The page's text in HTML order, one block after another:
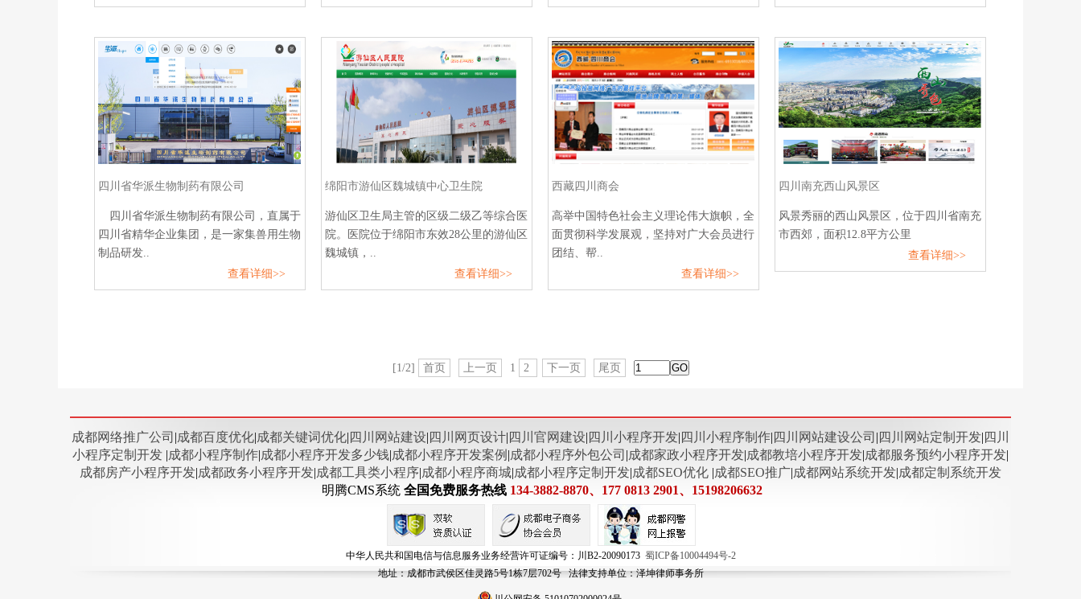
四川省华派生物制药有限公司
四川省华派生物制药有限公司，直属于
四川省精华企业集团，是一家集兽用生物
制品研发..
查看详细>>
绵阳市游仙区魏城镇中心卫生院
游仙区卫生局主管的区级二级乙等综合医
院。医院位于绵阳市东效28公里的游仙区
魏城镇，..
查看详细>>
西藏四川商会
高举中国特色社会主义理论伟大旗帜，全
面贯彻科学发展观，坚持对广大会员进行
团结、帮..
查看详细>>
四川南充西山风景区
风景秀丽的西山风景区，位于四川省南充
市西郊，面积12.8平方公里
查看详细>>
[1/2] 首页 上一页 1 2 下一页 尾页
成都网络推广公司 |成都百度优化|成都关键词优化| 四川网站建设| 四川网页设计| 四川官网建设| 四川小程序开发| 四川小程序制作| 四川网站建设公司 | 四川网站定制开发| 四川
小程序定制开发 |成都小程序制作|成都小程序开发多少钱|成都小程序开发案例 |成都小程序外包公司 |成都家政小程序开发|成都教培小程序开发|成都服务预约小程序开发|
成都房产小程序开发|成都政务小程序开发|成都工具类小程序|成都小程序商城|成都小程序定制开发|成都SEO优化 |成都SEO推广|成都网站系统开发|成都定制系统开发
明腾CMS系统 全国免费服务热线 134-3882-8870、177 0813 2901、15198206632
中华人民共和国电信与信息服务业务经营许可证编号：川B2-20090173 蜀ICP备10004494号-2
地址：成都市武侯区佳灵路5号1栋7层702号 法律支持单位：泽坤律师事务所